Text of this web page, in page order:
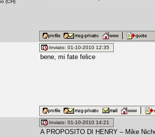
(CH)
Inviato: 01-10-2010 12:35
bene, mi fate felice
Inviato: 01-10-2010 14:21
A PROPOSITO DI HENRY – Mike